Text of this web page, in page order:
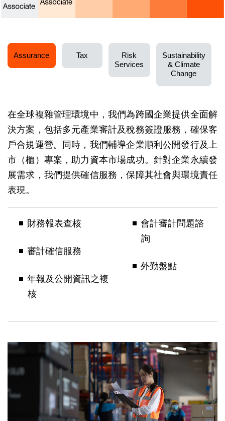
Assurance Tax​
Risk
Services​
Sustainability
& ​Climate
Change​
在全球複雜管理環境中，我們為跨國企業提供全面解
決方案，包括多元產業審計及稅務簽證服務，確保客
戶合規運營。同時，我們輔導企業順利公開發行及上
市（櫃）專案，助力資本市場成功。針對企業永續發
展需求，我們提供確信服務，保障其社會與環境責任
表現。​
財務報表查核​
審計確信服務​
年報及公開資訊之複
核​
會計審計問題諮
詢​
外勤盤點​